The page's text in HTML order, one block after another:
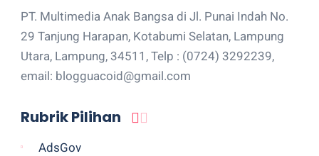
PT. Multimedia Anak Bangsa di Jl. Punai Indah No.
29 Tanjung Harapan, Kotabumi Selatan, Lampung
Utara, Lampung, 34511, Telp : (0724) 3292239,
email: blogguacoid@gmail.com
Rubrik Pilihan
AdsGov